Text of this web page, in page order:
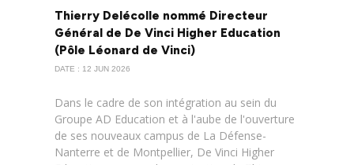
Thierry Delécolle nommé Directeur
Général de De Vinci Higher Education
(Pôle Léonard de Vinci)
DATE : 12 JUN 2026
Dans le cadre de son intégration au sein du
Groupe AD Education et à l'aube de l'ouverture
de ses nouveaux campus de La Défense-
Nanterre et de Montpellier, De Vinci Higher